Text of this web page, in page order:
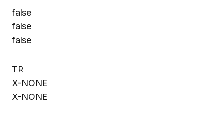
false
false
false
TR
X-NONE
X-NONE